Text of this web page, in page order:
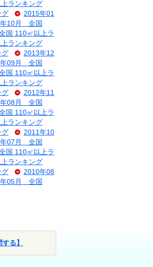
ランキング
2015年01
10月 全国
国 110㎡以上ラ
ランキング
2013年12
09月 全国
国 110㎡以上ラ
ランキング
2012年11
08月 全国
国 110㎡以上ラ
ランキング
2011年10
07月 全国
国 110㎡以上ラ
ランキング
2010年08
05月 全国
る】